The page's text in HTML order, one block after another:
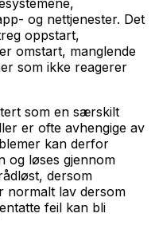
og nettjenester. Det
oppstart,
omstart, manglende
som ikke reagerer
som en særskilt
er ofte avhengige av
kan derfor
og løses gjennom
dersom
normalt lav dersom
feil kan bli